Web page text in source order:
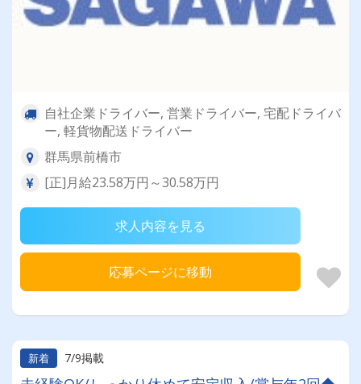
自社企業ドライバー, 営業ドライバー, 宅配ドライバ
ー, 軽貨物配送ドライバー
群馬県前橋市
[正]月給23.58万円～30.58万円
求人内容を見る
応募ページに移動
新着 7/9掲載